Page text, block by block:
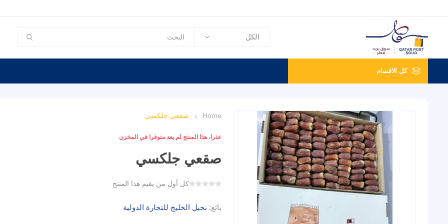
كل الاقسام
Home صقعي جلكسي
عذرا، هذا المنتج لم يعد متوفرا في المخزن
صقعي جلكسي
كل أول من يقيم هذا المنتج
بائع: نخيل الخليج للتجارة الدولية